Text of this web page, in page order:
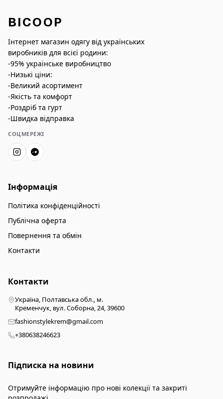
BICOOP
Інтернет магазин одягу від українських
виробників для всієї родини:
-95% українське виробництво
-Низькі ціни:
-Великий асортимент
-Якість та комфорт
-Роздріб та гурт
-Швидка відправка
СОЦМЕРЕЖІ
Інформація
Політика конфіденційності
Публічна оферта
Повернення та обмін
Контакти
Контакти
Україна, Полтавська обл., м.
Кременчук, вул. Соборна, 24, 39600
fashionstylekrem@gmail.com
+380638246623
Підписка на новини
Отримуйте інформацію про нові колекції та закриті